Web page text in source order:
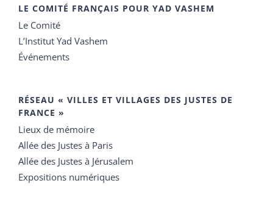
LE COMITÉ FRANÇAIS POUR YAD VASHEM
Le Comité
L’Institut Yad Vashem
Événements
RÉSEAU « VILLES ET VILLAGES DES JUSTES DE
FRANCE »
Lieux de mémoire
Allée des Justes à Paris
Allée des Justes à Jérusalem
Expositions numériques